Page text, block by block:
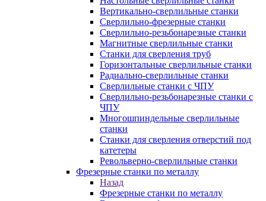
Вертикально-сверлильные станки
Сверлильно-фрезерные станки
Сверлильно-резьбонарезные станки
Магнитные сверлильные станки
Станки для сверления труб
Горизонтальные сверлильные станки
Радиально-сверлильные станки
Сверлильные станки с ЧПУ
Сверлильно-резьбонарезные станки с
ЧПУ
Многошпиндельные сверлильные
станки
Станки для сверления отверстий под
катетеры
Револьверно-сверлильные станки
Фрезерные станки по металлу
Назад
Фрезерные станки по металлу